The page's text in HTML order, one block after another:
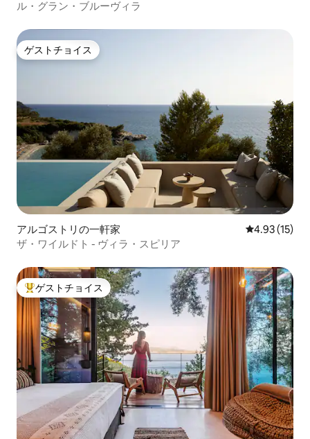
ル・グラン・ブルーヴィラ
ゲストチョイス
ゲストチョイス
アルゴストリの一軒家 レビュー15
4.93 (15)
ザ・ワイルドト - ヴィラ・スピリア
大好評のゲストチョイスです。
ゲストチョイス